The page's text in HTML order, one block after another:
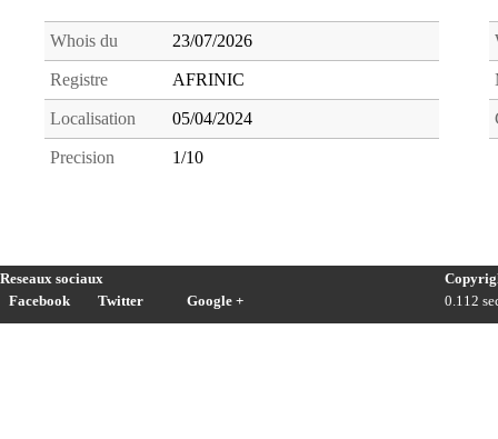
Whois du 23/07/2026
Registre AFRINIC
Localisation 05/04/2024
Precision 1/10
Reseaux sociaux
Facebook
Twitter Google +
0.112